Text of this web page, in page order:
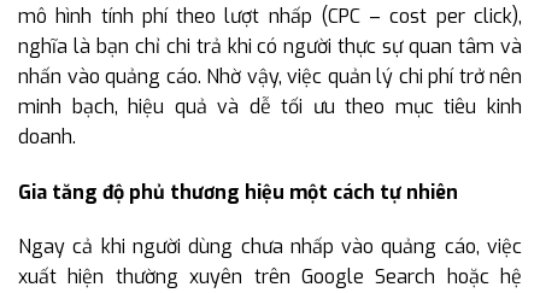
mô hình tính phí theo lượt nhấp (CPC – cost per click),
nghĩa là bạn chỉ chi trả khi có người thực sự quan tâm và
nhấn vào quảng cáo. Nhờ vậy, việc quản lý chi phí trở nên
minh bạch, hiệu quả và dễ tối ưu theo mục tiêu kinh
doanh.
Gia tăng độ phủ thương hiệu một cách tự nhiên
Ngay cả khi người dùng chưa nhấp vào quảng cáo, việc
xuất hiện thường xuyên trên Google Search hoặc hệ